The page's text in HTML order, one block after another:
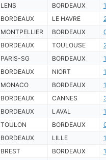
LENS BORDEAUX
BORDEAUX LE HAVRE
MONTPELLIER BORDEAUX
BORDEAUX TOULOUSE
PARIS-SG BORDEAUX
BORDEAUX NIORT
MONACO BORDEAUX
BORDEAUX CANNES
BORDEAUX LAVAL
TOULON BORDEAUX
BORDEAUX LILLE
BREST BORDEAUX